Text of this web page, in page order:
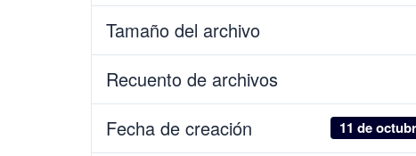
Tamaño del archivo
Recuento de archivos
Fecha de creación 11 de